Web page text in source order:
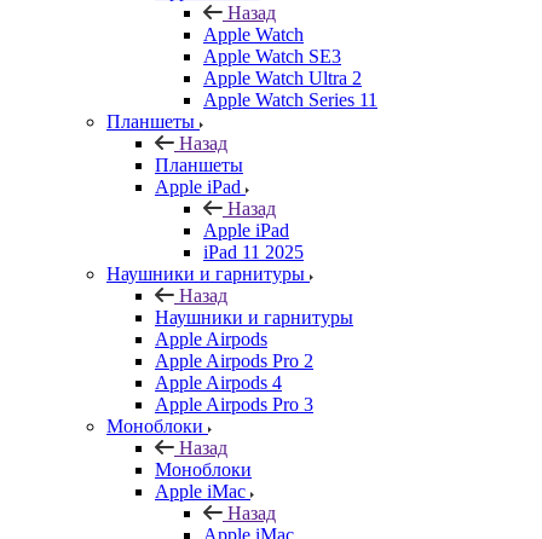
Назад
Apple Watch
Apple Watch SE3
Apple Watch Ultra 2
Apple Watch Series 11
Планшеты
Назад
Планшеты
Apple iPad
Назад
Apple iPad
iPad 11 2025
Наушники и гарнитуры
Назад
Наушники и гарнитуры
Apple Airpods
Apple Airpods Pro 2
Apple Airpods 4
Apple Airpods Pro 3
Моноблоки
Назад
Моноблоки
Apple iMac
Назад
Apple iMac